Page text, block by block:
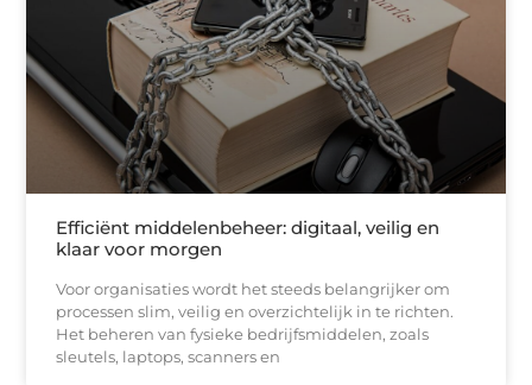
Efficiënt middelenbeheer: digitaal, veilig en
klaar voor morgen
Voor organisaties wordt het steeds belangrijker om
processen slim, veilig en overzichtelijk in te richten.
Het beheren van fysieke bedrijfsmiddelen, zoals
sleutels, laptops, scanners en